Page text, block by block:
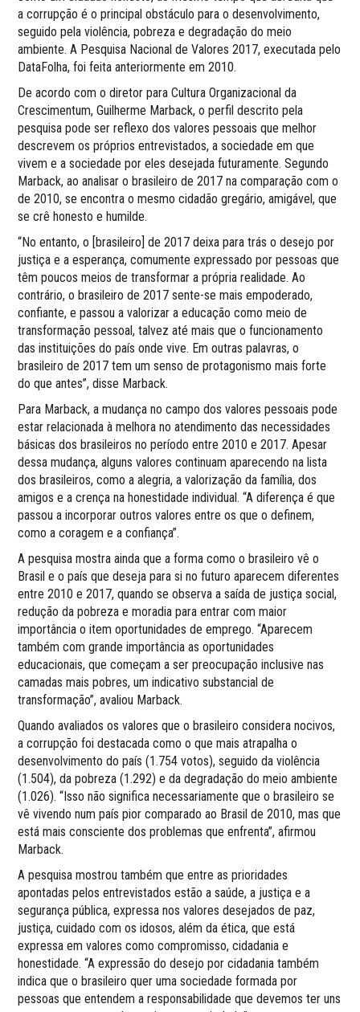
a corrupção é o principal obstáculo para o desenvolvimento,
seguido pela violência, pobreza e degradação do meio
ambiente. A Pesquisa Nacional de Valores 2017, executada pelo
DataFolha, foi feita anteriormente em 2010.
De acordo com o diretor para Cultura Organizacional da
Crescimentum, Guilherme Marback, o perfil descrito pela
pesquisa pode ser reflexo dos valores pessoais que melhor
descrevem os próprios entrevistados, a sociedade em que
vivem e a sociedade por eles desejada futuramente. Segundo
Marback, ao analisar o brasileiro de 2017 na comparação com o
de 2010, se encontra o mesmo cidadão gregário, amigável, que
se crê honesto e humilde.
“No entanto, o [brasileiro] de 2017 deixa para trás o desejo por
justiça e a esperança, comumente expressado por pessoas que
têm poucos meios de transformar a própria realidade. Ao
contrário, o brasileiro de 2017 sente-se mais empoderado,
confiante, e passou a valorizar a educação como meio de
transformação pessoal, talvez até mais que o funcionamento
das instituições do país onde vive. Em outras palavras, o
brasileiro de 2017 tem um senso de protagonismo mais forte
do que antes”, disse Marback.
Para Marback, a mudança no campo dos valores pessoais pode
estar relacionada à melhora no atendimento das necessidades
básicas dos brasileiros no período entre 2010 e 2017. Apesar
dessa mudança, alguns valores continuam aparecendo na lista
dos brasileiros, como a alegria, a valorização da família, dos
amigos e a crença na honestidade individual. “A diferença é que
passou a incorporar outros valores entre os que o definem,
como a coragem e a confiança”.
A pesquisa mostra ainda que a forma como o brasileiro vê o
Brasil e o país que deseja para si no futuro aparecem diferentes
entre 2010 e 2017, quando se observa a saída de justiça social,
redução da pobreza e moradia para entrar com maior
importância o item oportunidades de emprego. “Aparecem
também com grande importância as oportunidades
educacionais, que começam a ser preocupação inclusive nas
camadas mais pobres, um indicativo substancial de
transformação”, avaliou Marback.
Quando avaliados os valores que o brasileiro considera nocivos,
a corrupção foi destacada como o que mais atrapalha o
desenvolvimento do país (1.754 votos), seguido da violência
(1.504), da pobreza (1.292) e da degradação do meio ambiente
(1.026). “Isso não significa necessariamente que o brasileiro se
vê vivendo num país pior comparado ao Brasil de 2010, mas que
está mais consciente dos problemas que enfrenta”, afirmou
Marback.
A pesquisa mostrou também que entre as prioridades
apontadas pelos entrevistados estão a saúde, a justiça e a
segurança pública, expressa nos valores desejados de paz,
justiça, cuidado com os idosos, além da ética, que está
expressa em valores como compromisso, cidadania e
honestidade. “A expressão do desejo por cidadania também
indica que o brasileiro quer uma sociedade formada por
pessoas que entendem a responsabilidade que devemos ter uns